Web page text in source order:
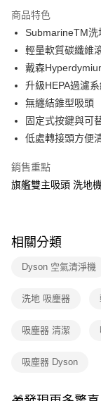
臺灣中小企業銀行
匯豐（台灣）商業
聯邦商業銀行
元大商業銀行
玉山商業銀行
台灣樂天信用卡公司
上海商業儲蓄銀行
國泰世華商業銀行
匯豐（台灣）商業
聯邦商業銀行
元大商業銀行
玉山商業銀行
台新國際商業銀行
LINE Pay
Apple Pay
街口支付
Google Pay
ATM付款
宅配
商品特色
SubmarineTM洗
輕量軟質碳纖維
戴森
升級HEPA過濾
無纏結錐型吸頭
固定式按鍵與可
低處轉接頭方便
銷售重點
旗艦雙主吸頭 洗地
相關分類
Dyson 空氣清淨機
洗地 吸塵器
吸塵器 清潔
吸塵器 Dyson